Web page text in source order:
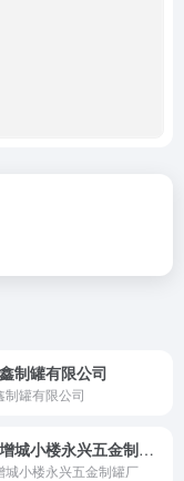
制罐有限公司
制罐有限公司
广州市增城小楼永兴五金制罐厂
城小楼永兴五金制罐厂